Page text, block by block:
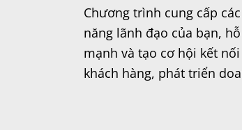
Chương trình cung cấp
năng lãnh đạo của bạn,
mạnh và tạo cơ hội kết
khách hàng, phát triển